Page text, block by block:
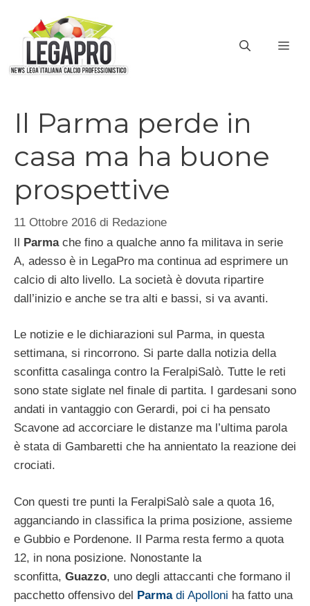
contenuto
Il Parma perde in
casa ma ha buone
prospettive
11 Ottobre 2016 di Redazione
Il Parmache fino a qualche anno fa militava in serie
A, adesso è in LegaPro ma continua ad esprimere un
calcio di alto livello. La società è dovuta ripartire
dall’inizio e anche se tra alti e bassi, si va avanti.
Le notizie e le dichiarazioni sul Parma, in questa
settimana, si rincorrono. Si parte dalla notizia della
sconfitta casalinga contro la FeralpiSalò. Tutte le reti
sono state siglate nel finale di partita. I gardesani sono
andati in vantaggio con Gerardi, poi ci ha pensato
Scavone ad accorciare le distanze ma l’ultima parola
è stata di Gambaretti che ha annientato la reazione dei
crociati.
Con questi tre punti la FeralpiSalò sale a quota 16,
agganciando in classifica la prima posizione, assieme
e Gubbio e Pordenone. Il Parma resta fermo a quota
12, in nona posizione. Nonostante la
sconfitta, Guazzo, uno degli attaccanti che formano il
pacchetto offensivo del Parmadi Apolloni ha fatto una